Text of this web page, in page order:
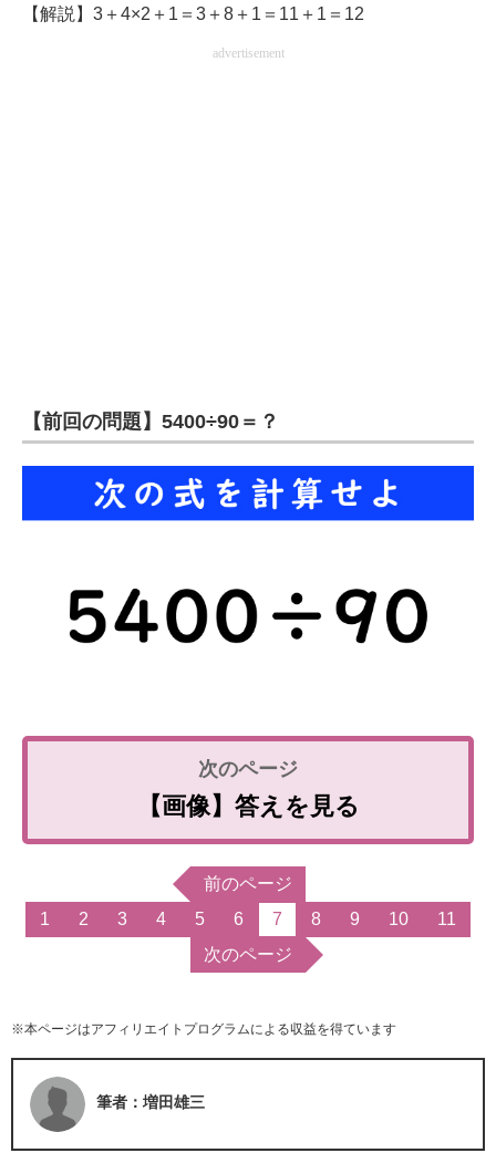
マーケ×ITの今がよく分かる
エネルギーの専門メディア
ちょっと気になるネットの話題
【解説】3＋4×2＋1＝3＋8＋1＝11＋1＝12
advertisement
【前回の問題】5400÷90＝？
【画像】答えを見る
前のページ
1
2 3 4 5 6 7 8 9 10
11
次のページ
※本ページはアフィリエイトプログラムによる収益を得ています
筆者：増田雄三